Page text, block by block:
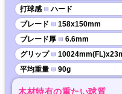
打球感 ■ ハード
ブレード ■ 158x150mm
ブレード厚 ■ 6.6mm
グリップ ■
平均重量 ■ 90g
木材特有の重たい球質